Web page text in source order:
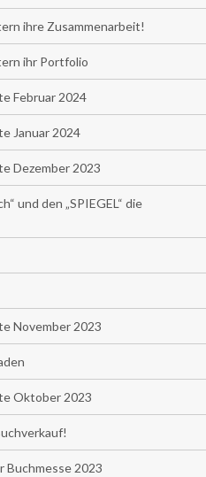
ihre Zusammenarbeit!
ihr Portfolio
Februar 2024
Januar 2024
Dezember 2023
und den „SPIEGEL“ die
November 2023
Oktober 2023
Buchmesse 2023